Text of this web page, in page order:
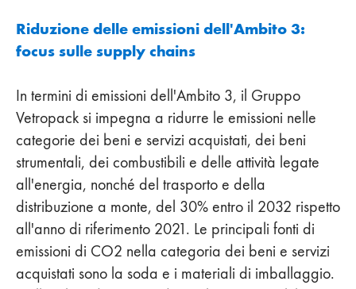
Riduzione delle emissioni dell'Ambito 3:
focus sulle supply chains
In termini di emissioni dell'Ambito 3, il Gruppo
Vetropack si impegna a ridurre le emissioni nelle
categorie dei beni e servizi acquistati, dei beni
strumentali, dei combustibili e delle attività legate
all'energia, nonché del trasporto e della
distribuzione a monte, del 30% entro il 2032 rispetto
all'anno di riferimento 2021. Le principali fonti di
emissioni di CO2 nella categoria dei beni e servizi
acquistati sono la soda e i materiali di imballaggio.